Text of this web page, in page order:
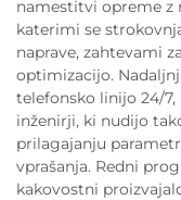
namestitvi opreme z
katerimi se
naprave, zahtevami
optimizacijo.
telefonsko linijo 24/
inženirji, ki nudijo
prilagajanju
vprašanja. Redni
kakovostni